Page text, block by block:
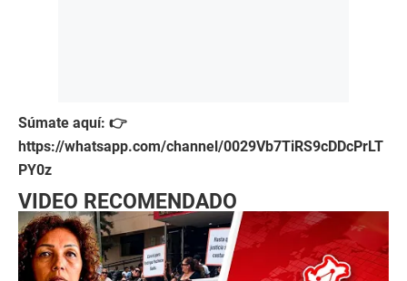
Súmate aquí: 👉
https://whatsapp.com/channel/0029Vb7TiRS9cDDcPrLT
PY0z
VIDEO RECOMENDADO